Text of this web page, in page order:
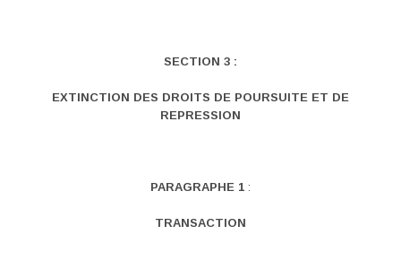
SECTION 3 :
EXTINCTION DES DROITS DE POURSUITE ET DE
REPRESSION
PARAGRAPHE 1 :
TRANSACTION